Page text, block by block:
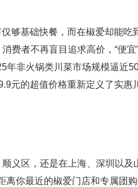
基础快餐，而在椒爱却能吃
费者不再盲目追求高价，“便
年非火锅类川菜市场规模逼近
元的超值价格重新定义了实惠
区，还是在上海、深圳以及
离你最近的椒爱门店和专属团购